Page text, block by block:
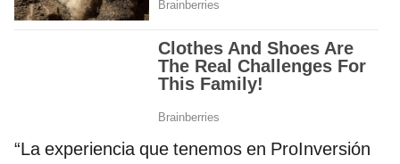
“La experiencia que tenemos en ProInversión